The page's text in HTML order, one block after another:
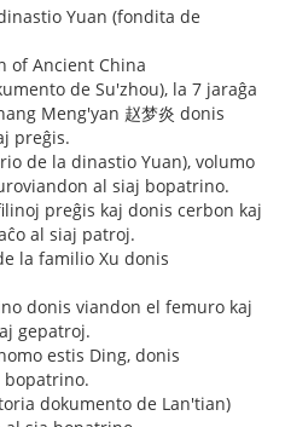
Yuan (fondita de
of Ancient China
de Su'zhou), la 7 jaraĝa
Meng'yan 赵梦炎 donis
preĝis.
de la dinastio Yuan), volumo
al siaj bopatrino.
preĝis kaj donis cerbon kaj
al siaj patroj.
la familio Xu donis
donis viandon el femuro kaj
gepatroj.
estis Ding, donis
bopatrino.
dokumento de Lan'tian)